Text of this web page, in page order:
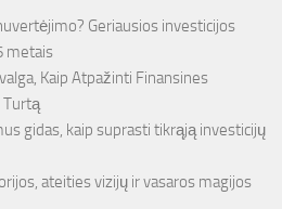
Geriausios investicijos
metais
Kaip Atpažinti Finansines
Turtą
gidas, kaip suprasti tikrąją investicijų
ateities vizijų ir vasaros magijos